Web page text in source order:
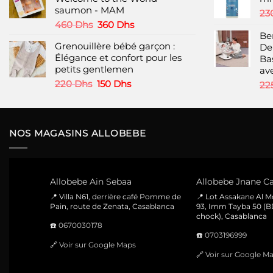
299 Dhs.
saumon - MAM
460Dhs Le
initial
était :
460 Dhs.
360 DhsLe
actuel
est :
Grenouillère bébé garçon :
Élégance et confort pour les
petits gentlemen
220Dhs Le
initial
220 Dhs.
150 DhsLe
actuel
150 Dhs.
NOS MAGASINS ALLOBEBE
Allobebe Ain Sebaa
📍 Villa N61, derrière café Pomme de
Pain, route de Zenata, Casablanca
☎️ 0670030178
🔗 Voir sur Google Maps
Allobebe Jnane
📍 Lot Assakane Al
93, Imm Tayba 50
chock), Casablanca
☎️ 0703196999
🔗 Voir sur Google